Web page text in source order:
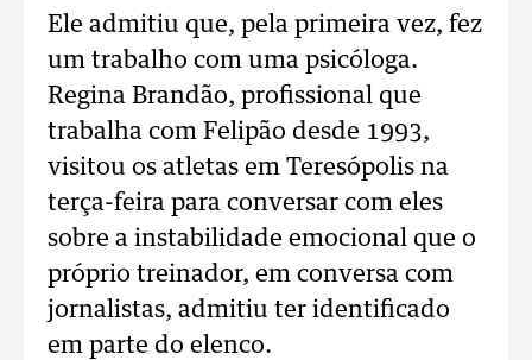
Ele admitiu que, pela primeira vez, fez
um trabalho com uma psicóloga.
Regina Brandão, profissional que
trabalha com Felipão desde 1993,
visitou os atletas em Teresópolis na
terça-feira para conversar com eles
sobre a instabilidade emocional que o
próprio treinador, em conversa com
jornalistas, admitiu ter identificado
em parte do elenco.